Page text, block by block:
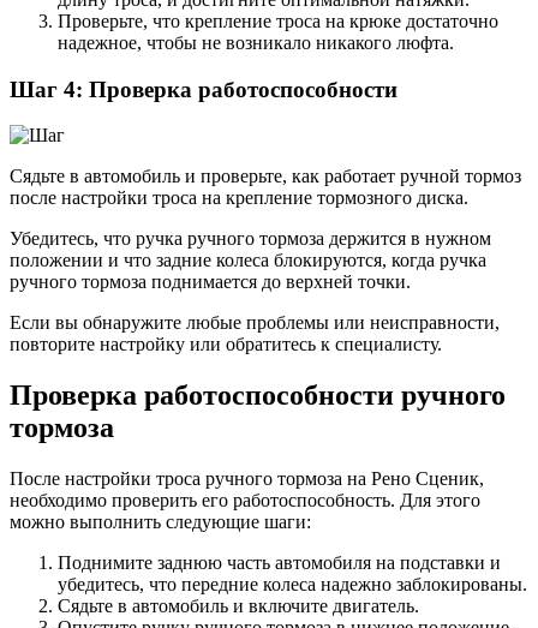
Проверьте, что крепление троса на крюке достаточно
надежное, чтобы не возникало никакого люфта.
Шаг 4: Проверка работоспособности
Сядьте в автомобиль и проверьте, как работает ручной тормоз
после настройки троса на крепление тормозного диска.
Убедитесь, что ручка ручного тормоза держится в нужном
положении и что задние колеса блокируются, когда ручка
ручного тормоза поднимается до верхней точки.
Если вы обнаружите любые проблемы или неисправности,
повторите настройку или обратитесь к специалисту.
Проверка работоспособности ручного
тормоза
После настройки троса ручного тормоза на Рено Сценик,
необходимо проверить его работоспособность. Для этого
можно выполнить следующие шаги:
Поднимите заднюю часть автомобиля на подставки и
убедитесь, что передние колеса надежно заблокированы.
Сядьте в автомобиль и включите двигатель.